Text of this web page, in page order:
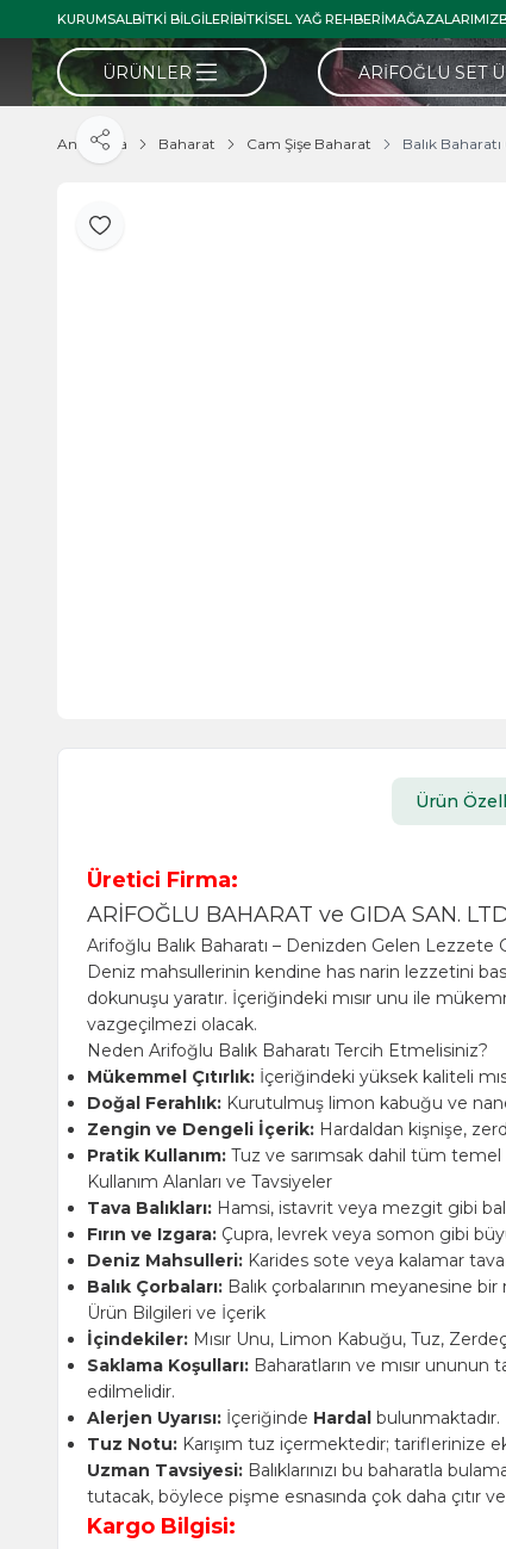
KURUMSALBITKI BILGILERIBITKISEL YAĞ REHBERIMAĞAZALARIMIZ
ÜRÜNLER ARIFOĞLU SET
Ana Sayfa Baharat Cam Şişe Baharat Balık
Favoriye Ekle
Paylaş
Ürün
Üretici Firma:
ARİFOĞLU BAHARAT ve GIDA SAN.
Arifoğlu Balık Baharatı – Denizden Gelen
Deniz mahsullerinin kendine has narin lezzetini
dokunuşu yaratır. İçeriğindeki mısır unu ile
vazgeçilmezi olacak.
Neden Arifoğlu Balık Baharatı Tercih Etmelisiniz?
Mükemmel Çıtırlık: İçeriğindeki yüksek kaliteli
Doğal Ferahlık: Kurutulmuş limon kabuğu ve nane
Zengin ve Dengeli İçerik: Hardaldan kişnişe,
Pratik Kullanım: Tuz ve sarımsak dahil tüm temel
Kullanım Alanları ve Tavsiyeler
Tava Balıkları: Hamsi, istavrit veya mezgit gibi
Fırın ve Izgara: Çupra, levrek veya somon gibi
Deniz Mahsulleri: Karides sote veya kalamar
Balık Çorbaları: Balık çorbalarının meyanesine
Ürün Bilgileri ve İçerik
İçindekiler: Mısır Unu, Limon Kabuğu, Tuz,
Saklama Koşulları: Baharatların ve mısır ununun
edilmelidir.
Alerjen Uyarısı: İçeriğinde Hardal bulunmaktadır.
Tuz Notu: Karışım tuz içermektedir; tariflerinize
Uzman Tavsiyesi: Balıklarınızı bu baharatla
tutacak, böylece pişme esnasında çok daha çıtır
Kargo Bilgisi: